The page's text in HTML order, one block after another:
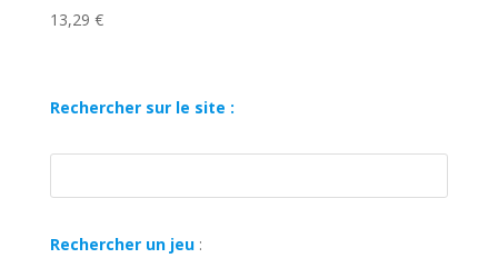
13,29 €
Rechercher sur le site :
Rechercher un jeu: